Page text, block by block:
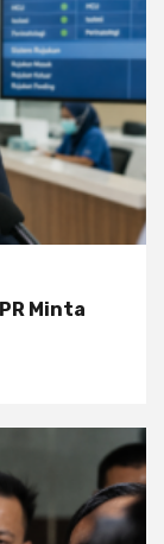
Minta